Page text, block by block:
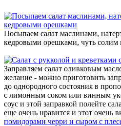
Посыпаем салат маслинами,
кедровыми орешками, чуть солим
Заправляем салат оливковым
желание - можно приготовить
до однородного состояния в
с лимонным соком или винным
соус и этой заправкой полейте
еще очень нравится и этот очень
помидорами черри и сыром с